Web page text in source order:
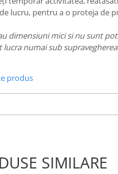
lucru, pentru a o proteja de
dimensiuni mici si nu sunt
numai sub
produs
SIMILARE